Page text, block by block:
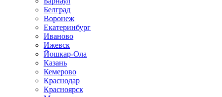
Белград
Воронеж
Екатеринбург
Иваново
Ижевск
Йошкар-Ола
Казань
Кемерово
Краснодар
Красноярск